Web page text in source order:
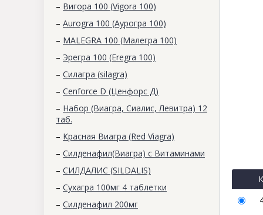
– Вигора 100 (Vigora 100)
– Aurogra 100 (Аурогра 100)
– MALEGRA 100 (Малегра 100)
– Эрегра 100 (Eregra 100)
– Силагра (silagra)
– Cenforce D (Ценфорс Д)
– Набор (Виагра, Сиалис, Левитра) 12
таб.
– Красная Виагра (Red Viagra)
– Силденафил(Виагра) с Витаминами
– СИЛДАЛИС (SILDALIS)
– Сухагра 100мг 4 таблетки
– Силденафил 200мг